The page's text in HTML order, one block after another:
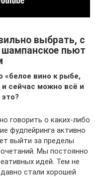
выбрать, с
шампанское пьют
«белое вино к рыбе,
и сейчас можно всё и
говорить о каких-либо
фудпейринга активно
выйти за пределы
Мы постоянно
идей. Тем не
стали хорошей